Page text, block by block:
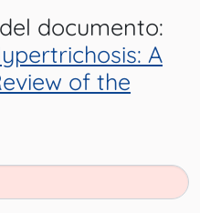
documento:
A
of the